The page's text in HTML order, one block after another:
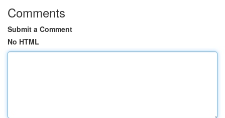
Comments
Submit a Comment
No HTML